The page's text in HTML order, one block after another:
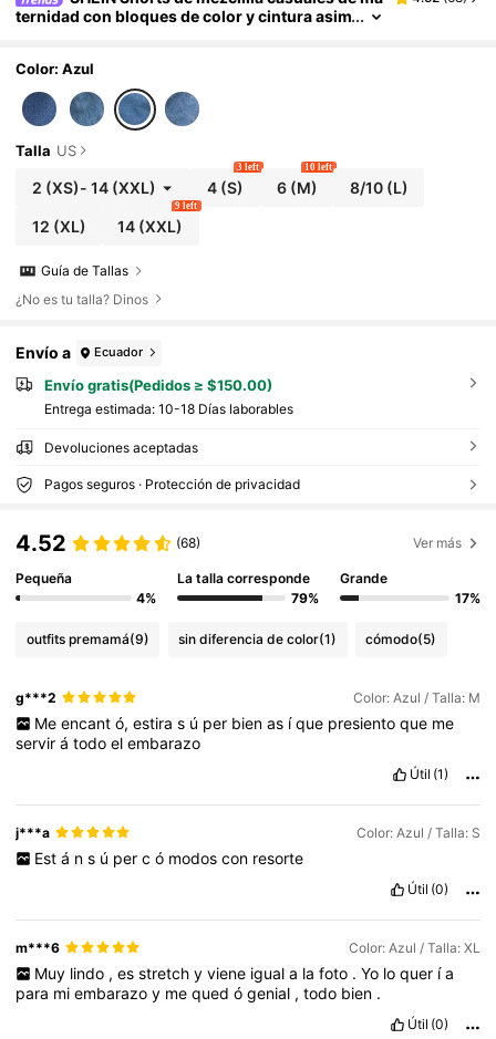
ternidad con bloques de color y cintura asim
Color: Azul
Talla US
2 (XS)- 14 (XXL) 4(S)
3 left
6(M)
10 left
8/10(L)
12 (XL) 14 (XXL)
9 left
Guía de Tallas
¿No es tu talla? Dinos
Envío a Ecuador
Envío gratis(Pedidos ≥ $150.00)
Entrega estimada: 10-18 Días laborables
Devoluciones aceptadas
Pagos seguros · Protección de privacidad
4.52 (68) Ver más
Pequeña
4%
La talla corresponde
79%
Grande
17%
outfits premamá(9) sin diferencia de color(1) cómodo(5)
g***2 Color: Azul / Talla: M
Me encant ó, estira s ú per bien as íque presiento que me
servirátodoelembarazo
Útil (1)
j***a Color: Azul / Talla: S
Est á n s ú per c ó modos con resorte
Útil (0)
m***6 Color: Azul / Talla: XL
Muy lindo , es stretch y viene igual a la foto . Yo lo quer ía
para miembarazoy mequedógenial ,todo bien .
Útil (0)